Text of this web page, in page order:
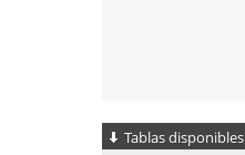
Tablas disponibles